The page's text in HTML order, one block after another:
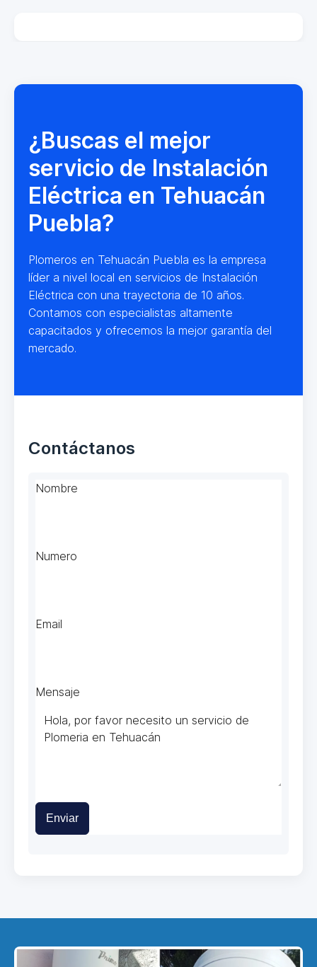
¿Buscas el mejor
servicio de Instalación
Eléctrica en Tehuacán
Puebla?
Plomeros en Tehuacán Puebla es la empresa
líder a nivel local en servicios de Instalación
Eléctrica con una trayectoria de 10 años.
Contamos con especialistas altamente
capacitados y ofrecemos la mejor garantía del
mercado.
Contáctanos
Nombre
Numero
Email
Mensaje
Enviar